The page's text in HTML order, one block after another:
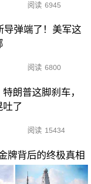
阅读 6945
导弹端了！美军这
阅读 6800
朗普这脚刹车，
吐了
阅读 15434
牌背后的终极真相